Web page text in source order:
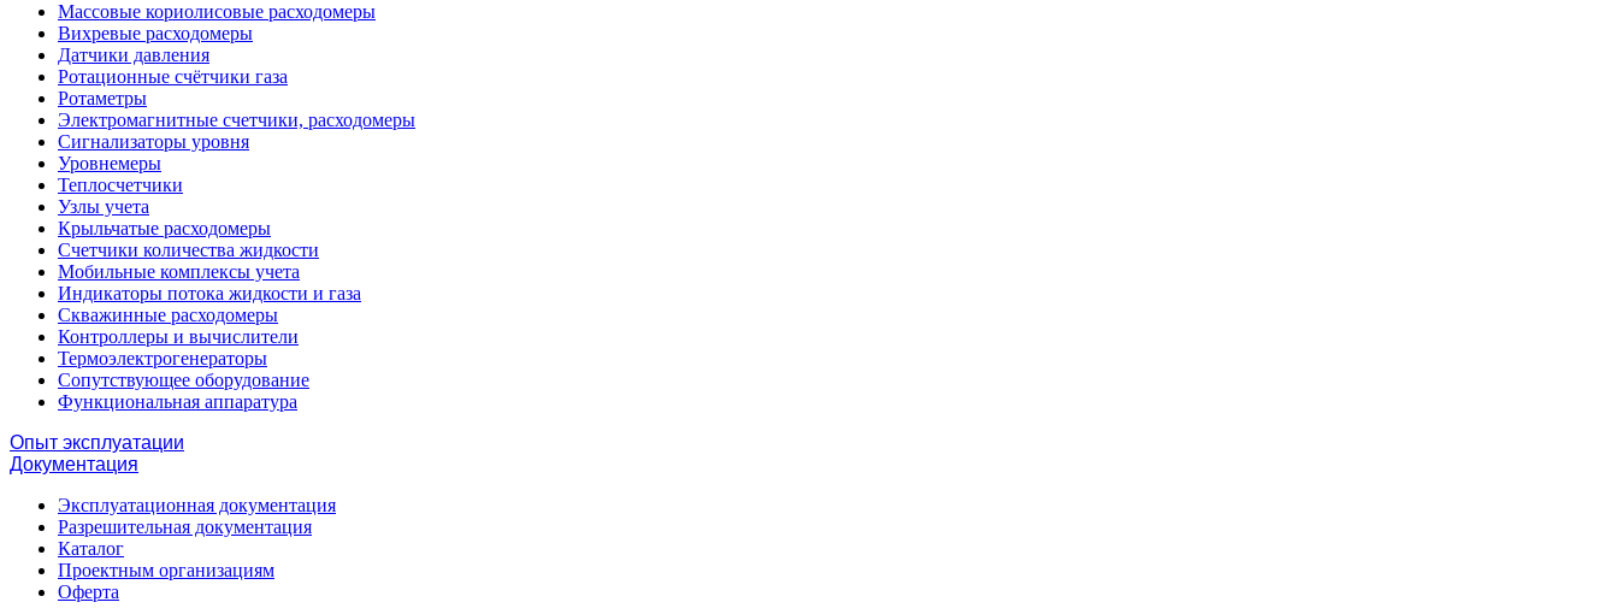
Массовые кориолисовые расходомеры
Вихревые расходомеры
Датчики давления
Ротационные счётчики газа
Ротаметры
Электромагнитные счетчики, расходомеры
Сигнализаторы уровня
Уровнемеры
Теплосчетчики
Узлы учета
Крыльчатые расходомеры
Счетчики количества жидкости
Мобильные комплексы учета
Индикаторы потока жидкости и газа
Скважинные расходомеры
Контроллеры и вычислители
Термоэлектрогенераторы
Сопутствующее оборудование
Функциональная аппаратура
Опыт эксплуатации
Документация
Эксплуатационная документация
Разрешительная документация
Каталог
Проектным организациям
Оферта